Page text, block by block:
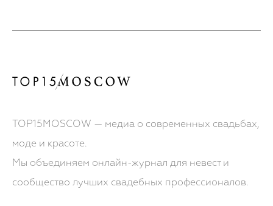
TOP15MOSCOW — медиа о современных свадьбах,
моде и красоте.
Мы объединяем онлайн-журнал для невест и
сообщество лучших свадебных профессионалов.